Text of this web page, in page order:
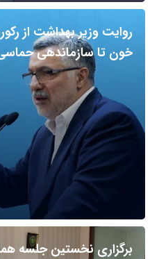
روایت وزیر بهداشت از
خون تا سازماندهی
برگزاری نخستین جلسه